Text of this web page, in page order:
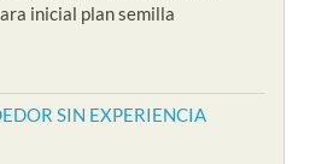
inicial plan semilla
SIN EXPERIENCIA